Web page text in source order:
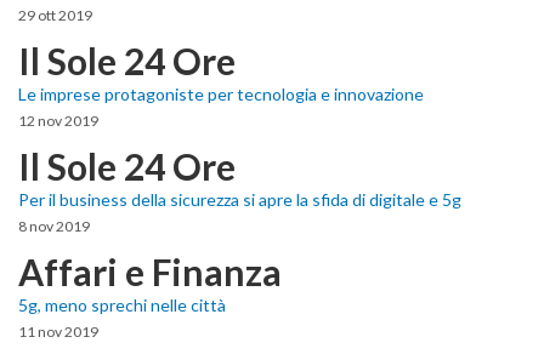
29 ott 2019
Il Sole 24 Ore
Le imprese protagoniste per tecnologia e innovazione
12 nov 2019
Il Sole 24 Ore
Per il business della sicurezza si apre la sfida di digitale e 5g
8 nov 2019
Affari e Finanza
5g, meno sprechi nelle città
11 nov 2019